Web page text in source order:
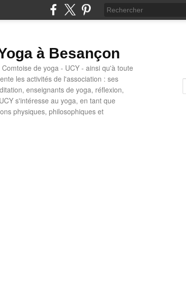
à Besançon
de yoga - UCY - ainsi qu'à toute
les activités de l'association : ses
enseignants de yoga, réflexion,
s'intéresse au yoga, en tant que
physiques, philosophiques et